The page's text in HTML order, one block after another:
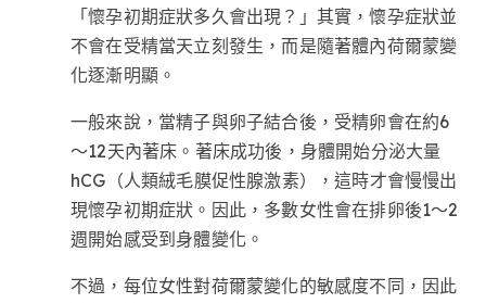
「懷孕初期症狀多久會出現？」其實，懷孕症狀並
不會在受精當天立刻發生，而是隨著體內荷爾蒙變
化逐漸明顯。
一般來說，當精子與卵子結合後，受精卵會在約6
～12天內著床。著床成功後，身體開始分泌大量
hCG（人類絨毛膜促性腺激素），這時才會慢慢出
現懷孕初期症狀。因此，多數女性會在排卵後1～2
週開始感受到身體變化。
不過，每位女性對荷爾蒙變化的敏感度不同，因此